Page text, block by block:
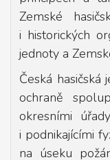
Zemské
i historických
jednoty a
Česká
ochraně
okresními
i podnikajícími
na úseku